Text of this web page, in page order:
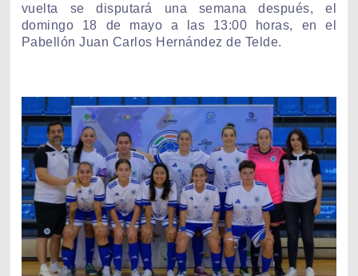
vuelta se disputará una semana después, el
domingo 18 de mayo a las 13:00 horas, en el
Pabellón Juan Carlos Hernández de Telde.